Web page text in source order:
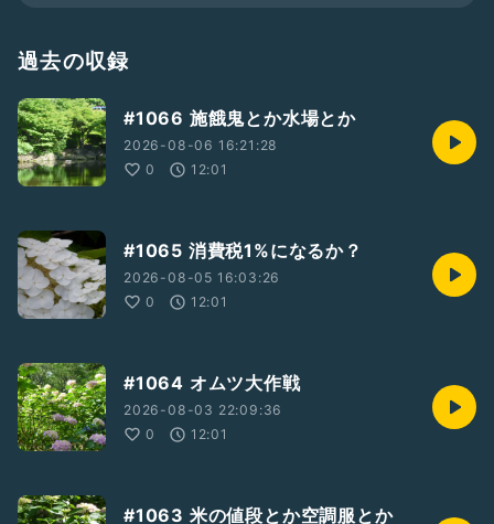
過去の収録
#1066 施餓鬼とか水場とか
2026-08-06 16:21:28
0
12:01
#1065 消費税1%になるか？
2026-08-05 16:03:26
0
12:01
#1064 オムツ大作戦
2026-08-03 22:09:36
0
12:01
#1063 米の値段とか空調服とか